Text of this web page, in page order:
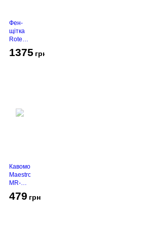
Фен-
щітка
Rotex
RHC-
490-T
1375 грн
Кавомолка
Maestro
MR-
450
Grey
479 грн